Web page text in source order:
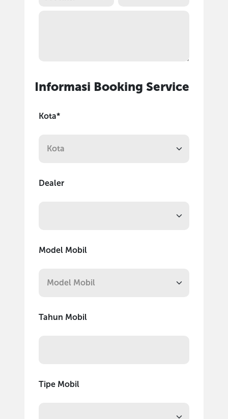
Informasi Booking Service
Kota*
Dealer
Model Mobil
Tahun Mobil
Tipe Mobil